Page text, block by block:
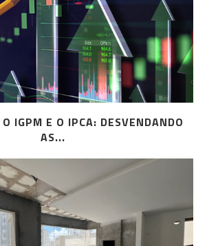
IGPM E O IPCA: DESVENDANDO
AS...